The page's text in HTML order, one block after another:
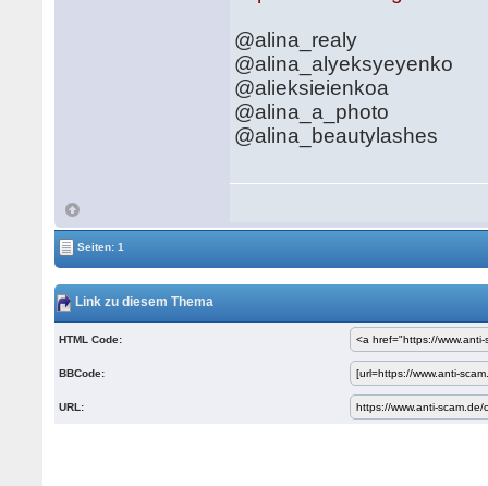
@alina_realy
@alina_alyeksyeyenko
@alieksieienkoa
@alina_a_photo
@alina_beautylashes
Seiten: 1
Link zu diesem Thema
HTML Code:
BBCode:
URL: